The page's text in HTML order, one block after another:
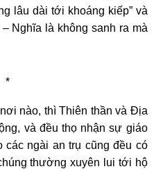
lâu dài tới khoáng kiếp” và
Nghĩa là không sanh ra mà
*
nào, thì Thiên thần và Địa
và đều thọ nhận sự giáo
các ngài an trụ cũng đều có
thường xuyên lui tới hộ